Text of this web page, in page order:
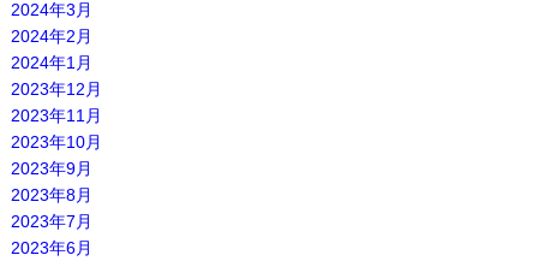
2024年3月
2024年2月
2024年1月
2023年12月
2023年11月
2023年10月
2023年9月
2023年8月
2023年7月
2023年6月